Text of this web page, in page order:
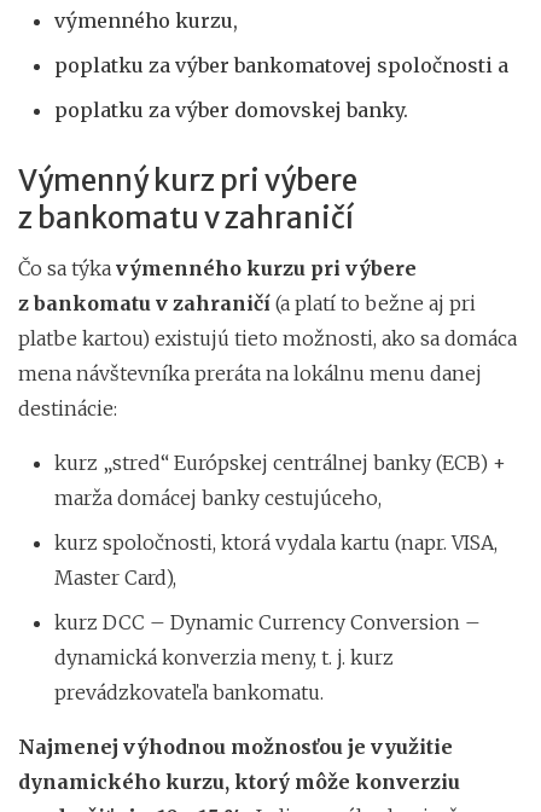
výmenného kurzu,
poplatku za výber bankomatovej spoločnosti a
poplatku za výber domovskej banky.
Výmenný kurz pri výbere
z bankomatu v zahraničí
Čo sa týka výmenného kurzu pri výbere
z bankomatu v zahraničí (a platí to bežne aj pri
platbe kartou) existujú tieto možnosti, ako sa domáca
mena návštevníka preráta na lokálnu menu danej
destinácie:
kurz „stred“ Európskej centrálnej banky (ECB) +
marža domácej banky cestujúceho,
kurz spoločnosti, ktorá vydala kartu (napr. VISA,
Master Card),
kurz DCC – Dynamic Currency Conversion –
dynamická konverzia meny, t. j. kurz
prevádzkovateľa bankomatu.
Najmenej výhodnou možnosťou je využitie
dynamického kurzu, ktorý môže konverziu